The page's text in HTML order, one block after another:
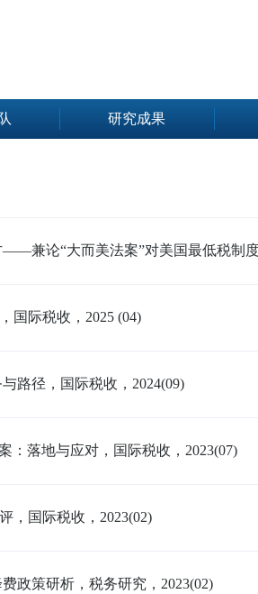
研究成果
兼论“大而美法案”对美国最低税制
国际税收，2025 (04)
路径，国际税收，2024(09)
：落地与应对，国际税收，2023(07)
，国际税收，2023(02)
政策研析，税务研究，2023(02)